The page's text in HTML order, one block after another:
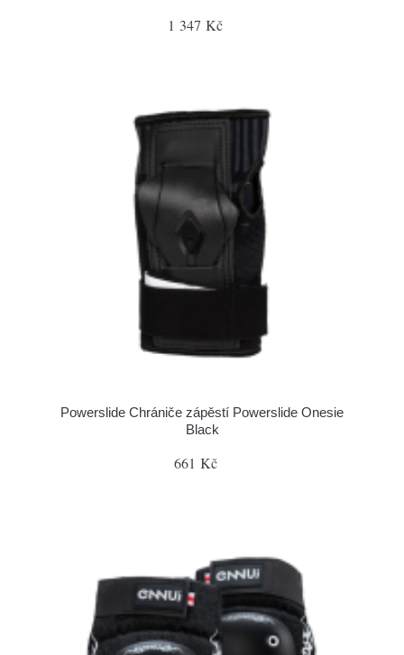
1 347 Kč
Powerslide Chrániče zápěstí Powerslide Onesie
Black
661 Kč